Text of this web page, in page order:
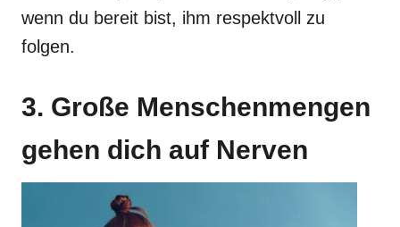
wenn du bereit bist, ihm respektvoll zu
folgen.
3. Große Menschenmengen
gehen dich auf Nerven